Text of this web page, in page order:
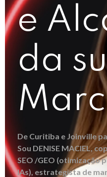
e
da
De Curitiba e Joinville
Sou DENISE MACIEL,
SEO /GEO (otimização
IAs), estrategista de